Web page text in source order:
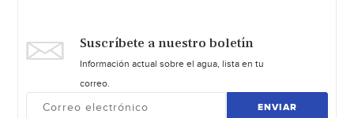
Suscríbete a nuestro boletín
Información actual sobre el agua, lista en tu
correo.
ENVIAR